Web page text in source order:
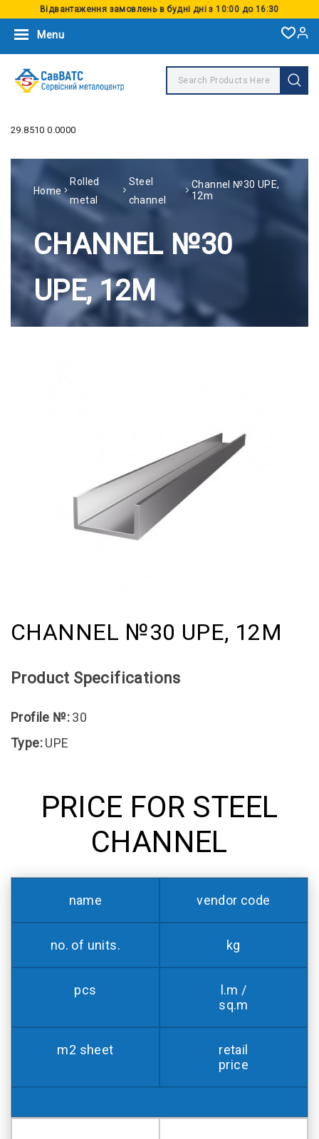
Відвантаження замовлень в будні дні з 10:00 до 16:30
Menu
29.8510 0.0000
Home
Rolled
metal
Steel
channel
Channel №30 UPE,
12m
CHANNEL №30
UPE, 12M
CHANNEL №30 UPE, 12M
Product Specifications
Profile №:30
Type:UPE
PRICE FOR STEEL
CHANNEL
name vendor code
no. of units. kg
pcs
l.m /
sq.m
m2 sheet
retail
price